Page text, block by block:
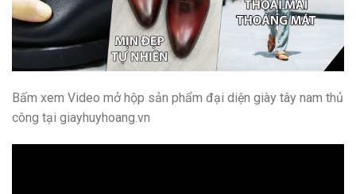
Bấm xem Video mở hộp sản phẩm đại diện giày tây nam thủ
công tại giayhuyhoang.vn